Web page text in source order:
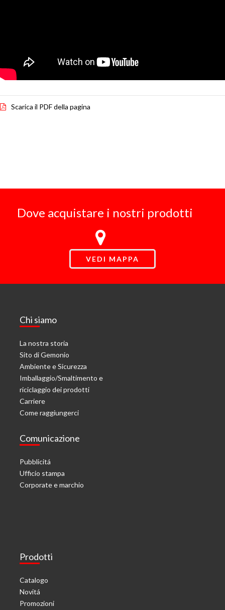
Scarica il PDF della pagina
Dove acquistare i nostri prodotti
VEDI MAPPA
Chi siamo
La nostra storia
Sito di Gemonio
Ambiente e Sicurezza
Imballaggio/Smaltimento e
riciclaggio dei prodotti
Carriere
Come raggiungerci
Comunicazione
Pubblicitá
Ufficio stampa
Corporate e marchio
Prodotti
Catalogo
Novitá
Promozioni